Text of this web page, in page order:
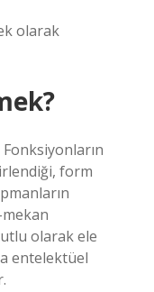
olarak
form
mekan
olarak ele
entelektüel